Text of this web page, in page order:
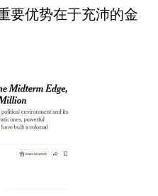
要优势在于充沛的金